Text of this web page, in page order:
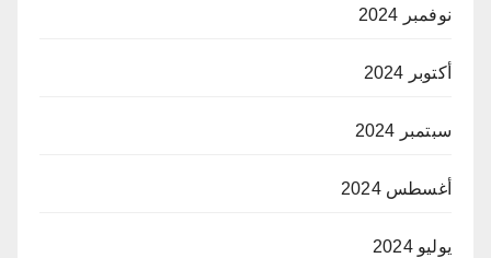
نوفمبر 2024
أكتوبر 2024
سبتمبر 2024
أغسطس 2024
يوليو 2024